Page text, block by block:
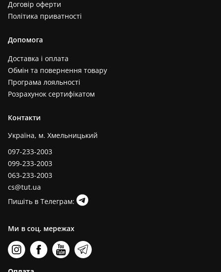
Договір оферти
Політика приватності
Допомога
Доставка і оплата
Обмін та повернення товару
Програма лояльності
Розрахунок сертифікатом
Контакти
Україна, м. Хмельницький
097-233-2003
099-233-2003
063-233-2003
cs@tut.ua
Пишіть в Телеграм:
Ми в соц. мережах